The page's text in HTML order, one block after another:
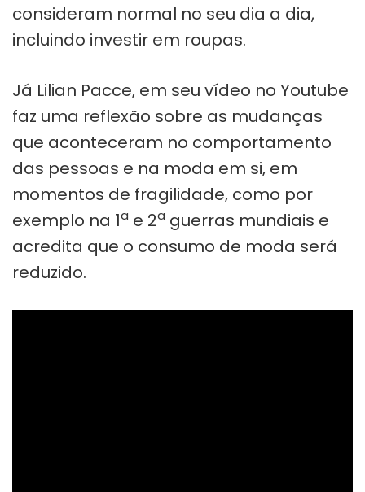
consideram normal no seu dia a dia,
incluindo investir em roupas.
Já Lilian Pacce, em seu vídeo no Youtube
faz uma reflexão sobre as mudanças
que aconteceram no comportamento
das pessoas e na moda em si, em
momentos de fragilidade, como por
exemplo na 1a e 2a guerras mundiais e
acredita que o consumo de moda será
reduzido.